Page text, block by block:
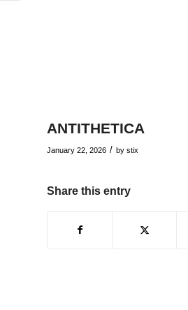
ANTITHETICA
January 22, 2026 / by stix
Share this entry